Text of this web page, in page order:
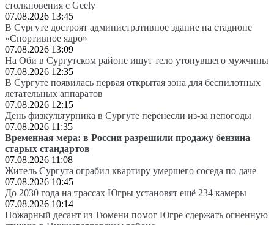
столкновения с Geely
07.08.2026 13:45
В Сургуте достроят административное здание на стадионе
«Спортивное ядро»
07.08.2026 13:09
На Оби в Сургутском районе ищут тело утонувшего мужчины
07.08.2026 12:35
В Сургуте появилась первая открытая зона для беспилотных
летательных аппаратов
07.08.2026 12:15
День физкультурника в Сургуте перенесли из-за непогоды
07.08.2026 11:35
Временная мера: в России разрешили продажу бензина
старых стандартов
07.08.2026 11:08
Житель Сургута ограбил квартиру умершего соседа по даче
07.08.2026 10:45
До 2030 года на трассах Югры установят ещё 234 камеры
07.08.2026 10:14
Пожарный десант из Тюмени помог Югре сдержать огненную